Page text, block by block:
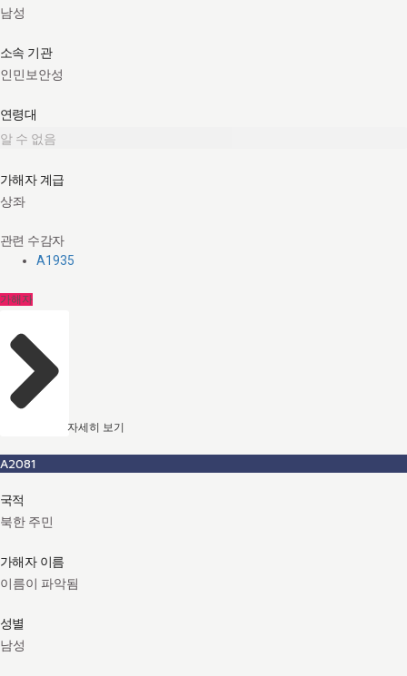
남성
소속 기관
인민보안성
연령대
알 수 없음
가해자 계급
상좌
관련 수감자
A1935
가해자
자세히 보기
A2081
국적
북한 주민
가해자 이름
이름이 파악됨
성별
남성